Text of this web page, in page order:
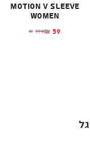
Motion V Sleeve
Women
₪ 179
המחיר המקורי₪ 59 המחיר הנוכחי